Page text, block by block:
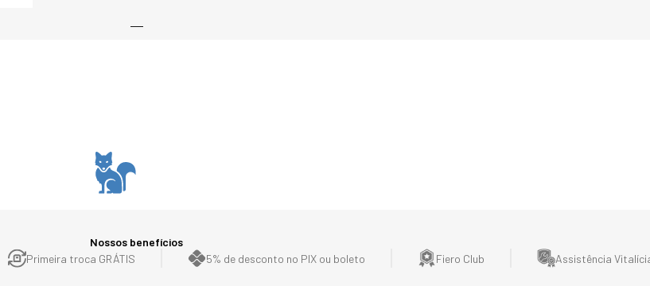
Nossos benefícios
Primeira troca GRÁTIS 5% de desconto no PIX ou boleto Fiero Club Assistência